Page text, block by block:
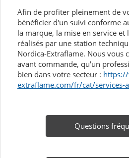
Afin de profiter pleinement de
bénéficier d'un suivi conforme
la marque, la mise en service et
réalisés par une station
Nordica-Extraflame. Nous vous
avant commande, qu'un
bien dans votre secteur :
extraflame.com/fr/cat/services-
Questions